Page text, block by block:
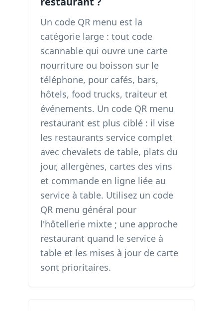
Un code QR menu est la
catégorie large : tout code
scannable qui ouvre une carte
nourriture ou boisson sur le
téléphone, pour cafés, bars,
hôtels, food trucks, traiteur et
événements. Un code QR menu
restaurant est plus ciblé : il vise
les restaurants service complet
avec chevalets de table, plats du
jour, allergènes, cartes des vins
et commande en ligne liée au
service à table. Utilisez un code
QR menu général pour
l'hôtellerie mixte ; une approche
restaurant quand le service à
table et les mises à jour de carte
sont prioritaires.